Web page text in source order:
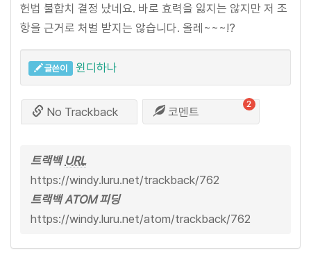
헌법 불합치 결정 났네요. 바로 효력을 잃지는 않지만 저 조
항을 근거로 처벌 받지는 않습니다. 올레~~~!?
글쓴이 윈디하나
No Trackback 코멘트
2
트랙백 URL
https://windy.luru.net/trackback/762
트랙백 ATOM 피딩
https://windy.luru.net/atom/trackback/762